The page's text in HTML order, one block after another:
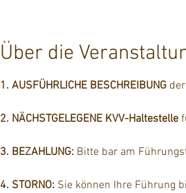
Über die
1. AUSFÜHRLICHE BESCHREIBUNG der
2. NÄCHSTGELEGENE KVV-Haltestelle
3. BEZAHLUNG: Bitte bar am
4. STORNO: Sie können Ihre Führung